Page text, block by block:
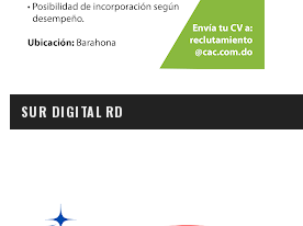
SUR DIGITAL RD